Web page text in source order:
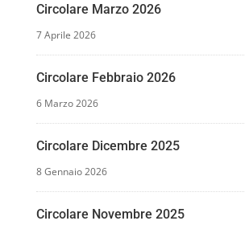
Circolare Marzo 2026
7 Aprile 2026
Circolare Febbraio 2026
6 Marzo 2026
Circolare Dicembre 2025
8 Gennaio 2026
Circolare Novembre 2025